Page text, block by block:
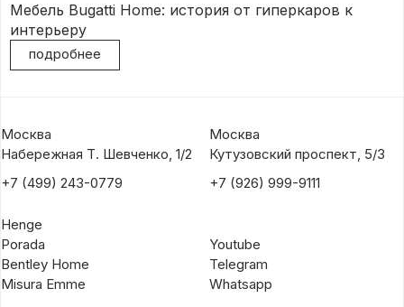
Мебель Bugatti Home: история от гиперкаров к
интерьеру
подробнее
Москва
Набережная Т. Шевченко, 1/2
+7 (499) 243-0779
Москва
Кутузовский проспект, 5/3
+7 (926) 999-9111
Henge
Porada
Bentley Home
Misura Emme
Youtube
Telegram
Whatsapp